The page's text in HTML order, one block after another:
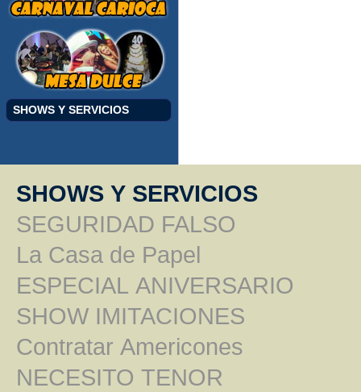
SHOWS Y SERVICIOS
SHOWS Y SERVICIOS
SEGURIDAD FALSO
La Casa de Papel
ESPECIAL ANIVERSARIO
SHOW IMITACIONES
Contratar Americones
NECESITO TENOR